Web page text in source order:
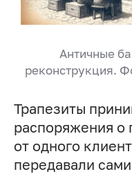
Античные
реконструкция.
Трапезиты
распоряжения о
от одного
передавали